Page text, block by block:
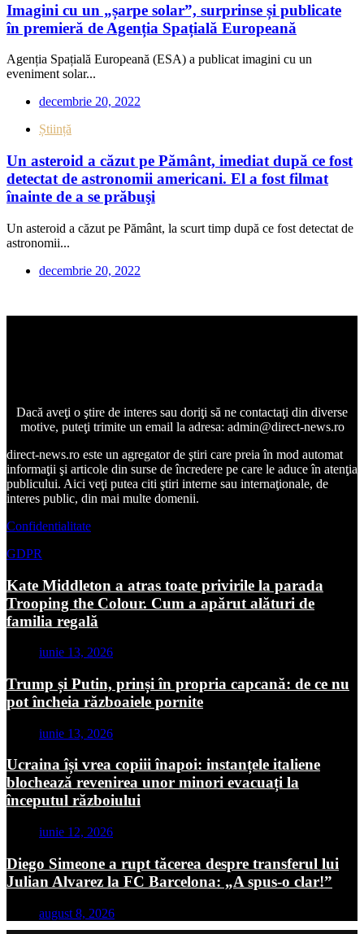
Imagini cu un „șarpe solar”, surprinse și publicate
în premieră de Agenția Spațială Europeană
Agenția Spațială Europeană (ESA) a publicat imagini cu un
eveniment solar...
decembrie 20, 2022
Știință
Un asteroid a căzut pe Pământ, imediat după ce fost
detectat de astronomii americani. El a fost filmat
înainte de a se prăbuşi
Un asteroid a căzut pe Pământ, la scurt timp după ce fost detectat de
astronomii...
decembrie 20, 2022
Dacă aveţi o ştire de interes sau doriţi să ne contactaţi din diverse
motive, puteţi trimite un email la adresa: admin@direct-news.ro
direct-news.ro este un agregator de ştiri care preia în mod automat
informaţii şi articole din surse de încredere pe care le aduce în atenţia
publicului. Aici veţi putea citi ştiri interne sau internaţionale, de
interes public, din mai multe domenii.
Confidentialitate
GDPR
Kate Middleton a atras toate privirile la parada
Trooping the Colour. Cum a apărut alături de
familia regală
iunie 13, 2026
Trump și Putin, prinși în propria capcană: de ce nu
pot încheia războaiele pornite
iunie 13, 2026
Ucraina își vrea copiii înapoi: instanțele italiene
blochează revenirea unor minori evacuați la
începutul războiului
iunie 12, 2026
Diego Simeone a rupt tăcerea despre transferul lui
Julian Alvarez la FC Barcelona: „A spus-o clar!”
august 8, 2026